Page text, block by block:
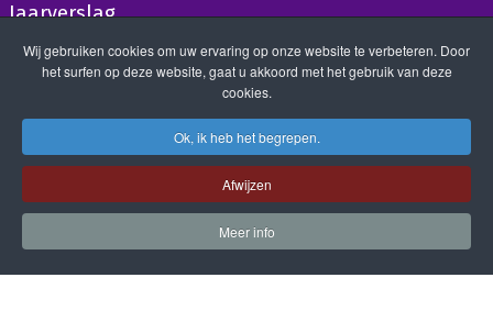
Jaarverslag
Wij gebruiken cookies om uw ervaring op onze website te verbeteren. Door
het surfen op deze website, gaat u akkoord met het gebruik van deze
cookies.
Ok, ik heb het begrepen.
Afwijzen
Meer info